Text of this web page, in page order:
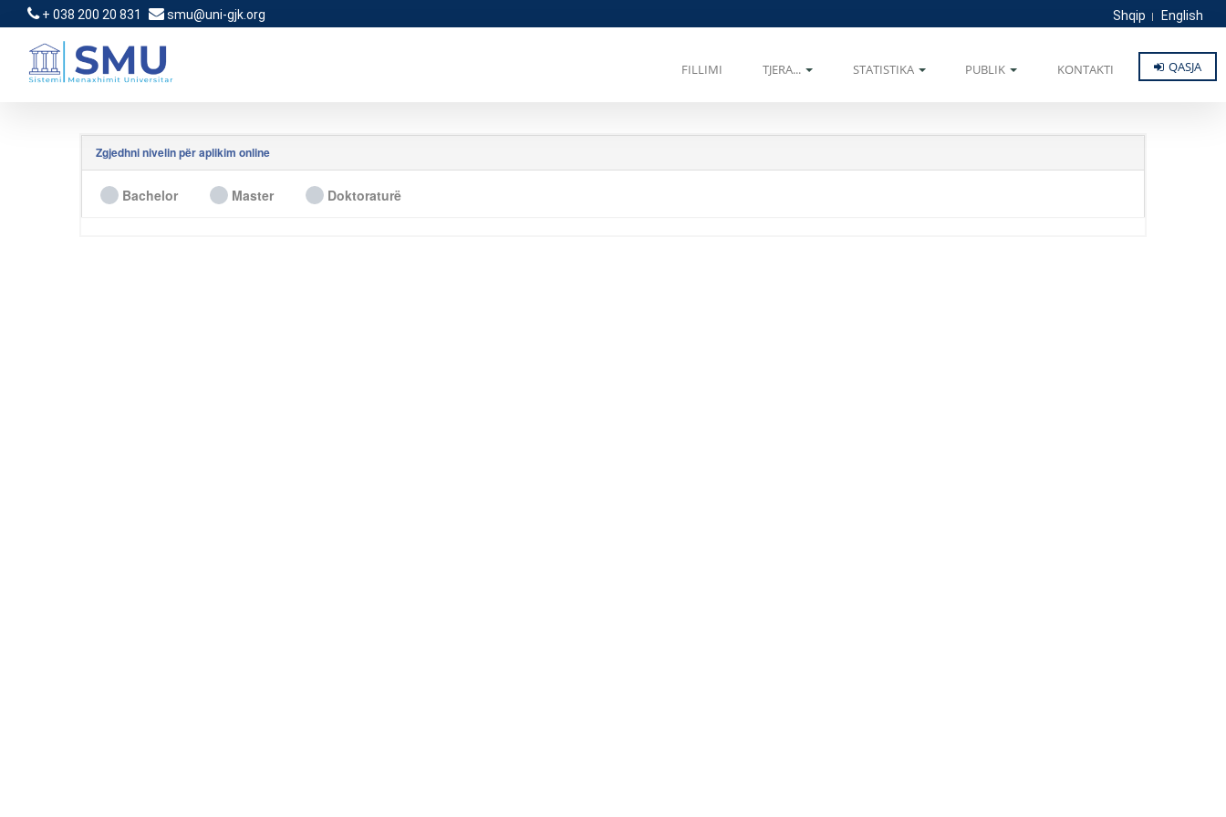
+ 038 200 20 831 smu@uni-gjk.org Shqip English
FILLIMI TJERA... STATISTIKA PUBLIK KONTAKTI QASJA
Zgjedhni nivelin për aplikim online
Bachelor Master Doktoraturë